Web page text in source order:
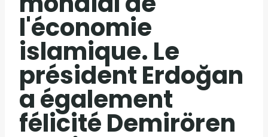
l'économie
islamique. Le
président Erdoğan
a également
félicité Demirören